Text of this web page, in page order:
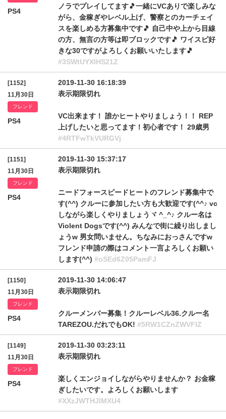
PS4
ノラでプレイしてます🎵一緒にVCありで楽しみな
がら、金稼ぎやレベル上げ、警察とのカーチェイ
スを楽しめる方募集中です🎵 自己中や上から目線
の方、無言の方等は即ブロックです🎵 ワイスピ好
きな30ですがよろしくお願いいたします🎵
#3SWtUYXlHS21Z
[1152]
11月30日
フレンド
PS4
2019-11-30 16:18:39
表示期限切れ
VC出来ます！ 誰かヒートやりましょう！！ REP
上げしたいと思ってます！初心者です！ 29歳男
#4RTFwTkVURGVj
[1151]
11月30日
フレンド
PS4
2019-11-30 15:37:17
表示期限切れ
ニードフォースピードヒートのフレンド募集中で
す(^^) クルーに参加したい方も大歓迎です(^^♪ vc
しながら楽しくやりましょうヾ ^_^♪ クルー名は
Violent Dogsです(^^) みんなで街に繰り出しまし
ょうw 男女問いません。ちなみにおっさんですw
フレンド申請の際はコメント一言よろしくお願い
します(^^) #oSEd6Z05PamFJ
[1150]
11月30日
フレンド
PS4
2019-11-30 14:06:47
表示期限切れ
クルーメンバー募集！クルーレベル36.クルー名
TAREZOU.だれでもOK! #5RW1CZnZWVFlZ
[1149]
11月30日
フレンド
PS4
2019-11-30 03:23:11
表示期限切れ
楽しくエンジョイしながらやりませんか？ お金稼
ぎしたいです。よろしくお願いします
#XXzJWTHJIMXU4